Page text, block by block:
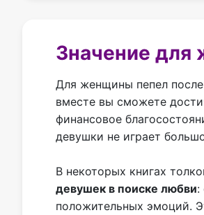
Значение
Для женщины пепел
вместе вы сможете
финансовое
девушки не играет
В некоторых книгах
девушек в поиске любви:
положительных эмоций.